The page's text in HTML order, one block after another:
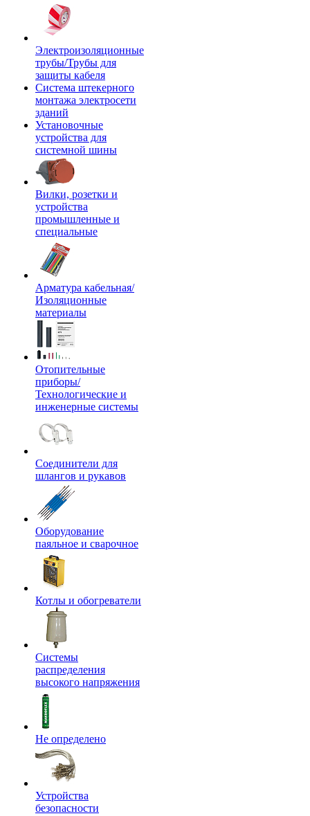
Электроизоляционные
трубы/Трубы для
защиты кабеля
Система штекерного
монтажа электросети
зданий
Установочные
устройства для
системной шины
Вилки, розетки и
устройства
промышленные и
специальные
Арматура кабельная/
Изоляционные
материалы
Отопительные
приборы/
Технологические и
инженерные системы
Соединители для
шлангов и рукавов
Оборудование
паяльное и сварочное
Котлы и обогреватели
Системы
распределения
высокого напряжения
Не определено
Устройства
безопасности